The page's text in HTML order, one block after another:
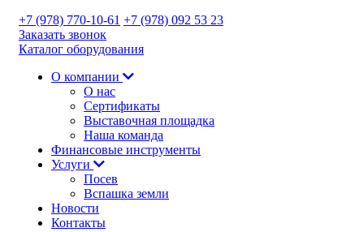
+7 (978) 770-10-61 +7 (978) 092 53 23
Заказать звонок
Каталог оборудования
О компании
О нас
Сертификаты
Выставочная площадка
Наша команда
Финансовые инструменты
Услуги
Посев
Вспашка земли
Новости
Контакты